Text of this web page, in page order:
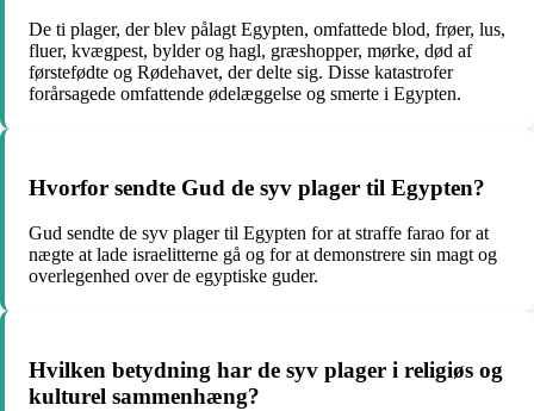
De ti plager, der blev pålagt Egypten, omfattede blod, frøer, lus,
fluer, kvægpest, bylder og hagl, græshopper, mørke, død af
førstefødte og Rødehavet, der delte sig. Disse katastrofer
forårsagede omfattende ødelæggelse og smerte i Egypten.
Hvorfor sendte Gud de syv plager til Egypten?
Gud sendte de syv plager til Egypten for at straffe farao for at
nægte at lade israelitterne gå og for at demonstrere sin magt og
overlegenhed over de egyptiske guder.
Hvilken betydning har de syv plager i religiøs og
kulturel sammenhæng?